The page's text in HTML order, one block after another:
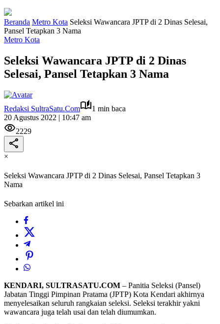
Beranda Metro Kota Seleksi Wawancara JPTP di 2 Dinas Selesai,
Pansel Tetapkan 3 Nama
Metro Kota
Seleksi Wawancara JPTP di 2 Dinas
Selesai, Pansel Tetapkan 3 Nama
Redaksi SultraSatu.Com
1 min baca
20 Agustus 2022 | 10:47 am
2229
×
Seleksi Wawancara JPTP di 2 Dinas Selesai, Pansel Tetapkan 3
Nama
Sebarkan artikel ini
KENDARI, SULTRASATU.COM – Panitia Seleksi (Pansel)
Jabatan Tinggi Pimpinan Pratama (JPTP) Kota Kendari akhirnya
menyelesaikan seluruh rangkaian seleksi. Seleksi terakhir yakni
wawancara juga telah usai dan telah diumumkan.